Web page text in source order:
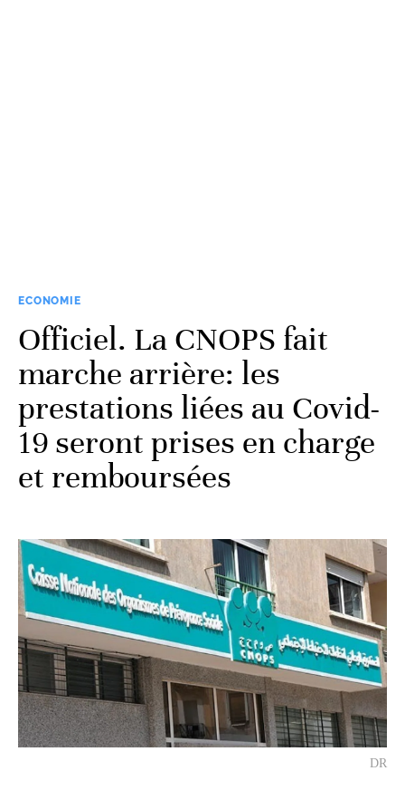
ECONOMIE
Officiel. La CNOPS fait
marche arrière: les
prestations liées au Covid-
19 seront prises en charge
et remboursées
DR